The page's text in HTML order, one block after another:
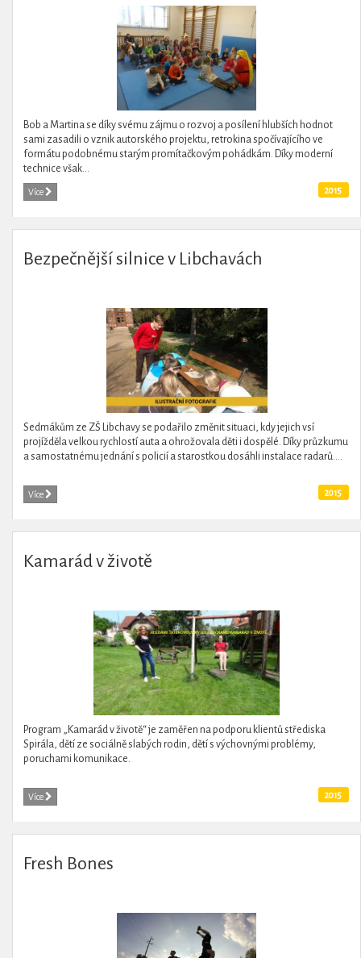
Bob a Martina se díky svému zájmu o rozvoj a posílení hlubších hodnot
sami zasadili o vznik autorského projektu, retrokina spočívajícího ve
formátu podobnému starým promítačkovým pohádkám. Díky moderní
technice však...
Více 2015
Bezpečnější silnice v Libchavách
Sedmákům ze ZŠ Libchavy se podařilo změnit situaci, kdy jejich vsí
projížděla velkou rychlostí auta a ohrožovala děti i dospělé. Díky průzkumu
a samostatnému jednání s policií a starostkou dosáhli instalace radarů....
Více 2015
Kamarád v životě
Program „Kamarád v životě“ je zaměřen na podporu klientů střediska
Spirála, dětí ze sociálně slabých rodin, dětí s výchovnými problémy,
poruchami komunikace.
Více 2015
Fresh Bones